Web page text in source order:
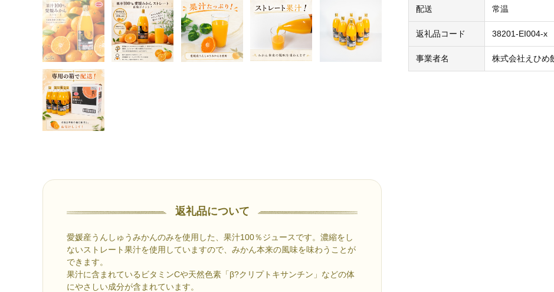
返礼品について
愛媛産うんしゅうみかんのみを使用した、果汁100％ジュースです。濃縮をし
ないストレート果汁を使用していますので、みかん本来の風味を味わうことが
できます。
果汁に含まれているビタミンCや天然色素「β?クリプトキサンチン」などの体
にやさしい成分が含まれています。
配送 常温
返礼品コード 38201-EI004-x
事業者名 株式会社えひめ